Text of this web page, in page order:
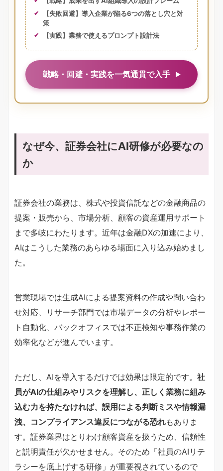
【失敗回避】導入企業が陥る6つの落とし穴と対
策
【実践】業務で使えるプロンプト設計法
戦略・回避・実践を一気通貫で入手
なぜ今、証券会社にAI研修が必要なの
か
証券会社の業務は、株式や投資信託などの金融商品の
提案・販売から、市場分析、顧客の資産運用サポート
まで多岐にわたります。近年は金融DXの加速により、
AIはこうした業務のあらゆる場面に入り込み始めまし
た。
営業現場では生成AIによる提案資料の作成や問い合わ
せ対応、リサーチ部門では市場データの分析やレポー
ト自動化、バックオフィスでは不正検知や事務作業の
効率化などが進んでいます。
ただし、AIを導入するだけでは効果は限定的です。 社
員がAIの仕組みやリスクを理解し、正しく業務に組み
込む力を持たなければ、誤用による判断ミスや情報漏
洩、コンプライアンス違反につながる恐れもありま
す。証券業界はとりわけ顧客資産を扱うため、信頼性
と説明責任が欠かせません。そのため「社員のAIリテ
ラシーを底上げする研修」が重要視されているので